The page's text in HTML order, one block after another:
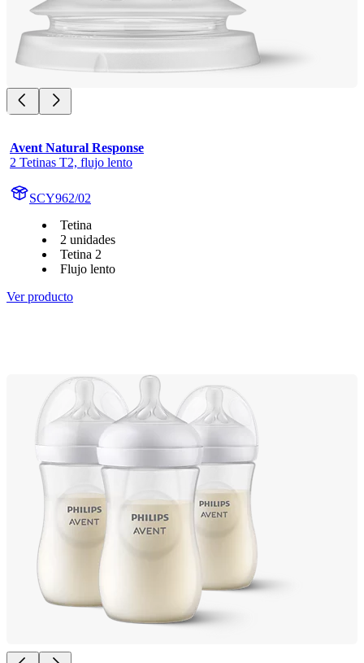
Avent Natural Response
2 Tetinas T2, flujo lento
SCY962/02
Tetina
2 unidades
Tetina 2
Flujo lento
Ver producto